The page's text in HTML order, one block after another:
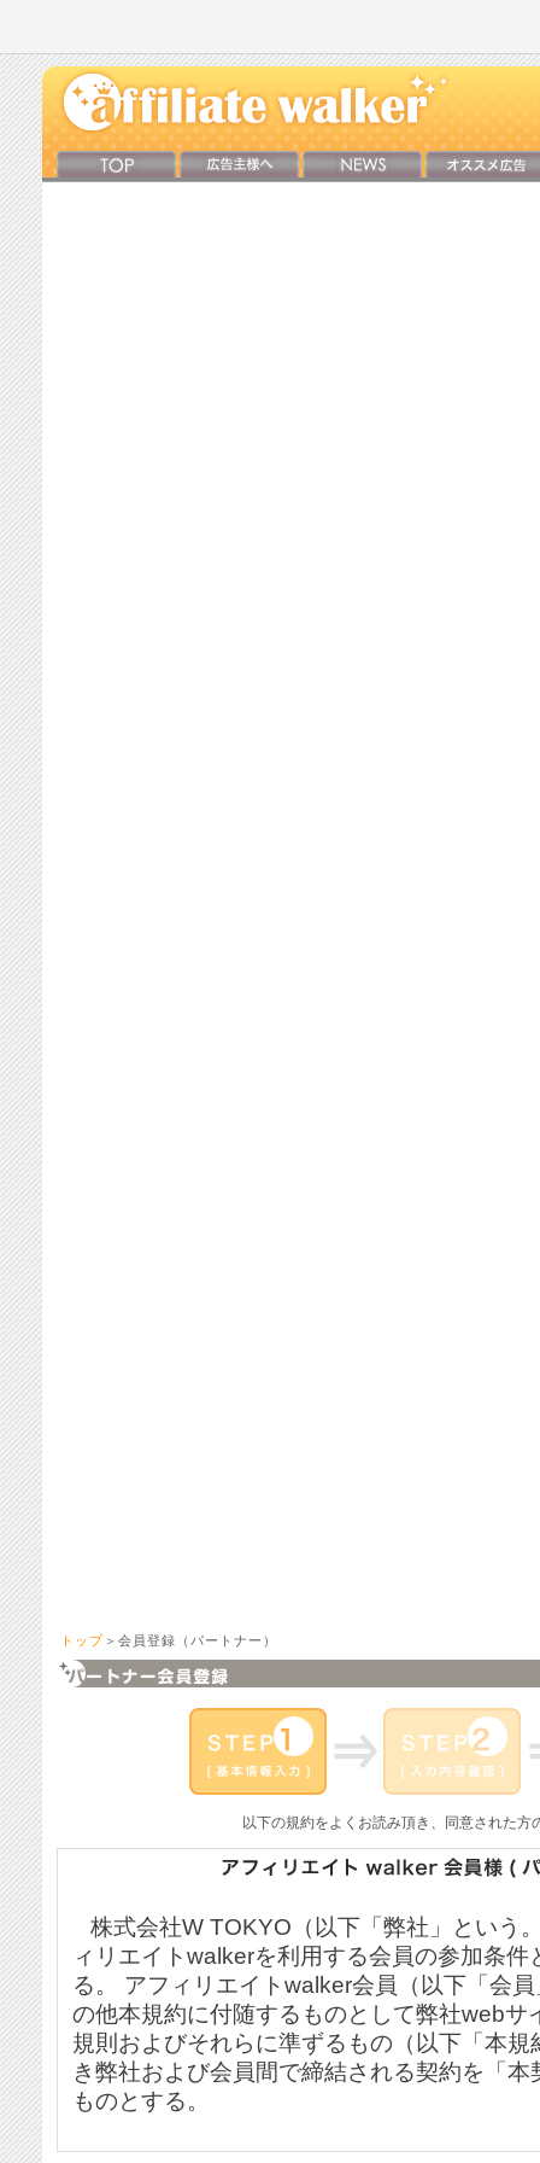
トップ ＞会員登録（パートナー）
以下の規約をよくお読み頂き、同意された方